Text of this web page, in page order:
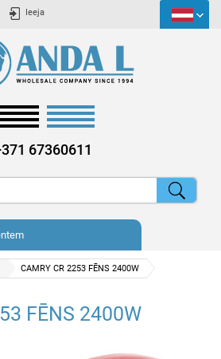
Ieeja
67360611
CAMRY CR 2253 FĒNS 2400W
FĒNS 2400W